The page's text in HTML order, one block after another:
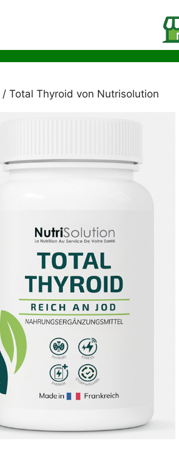
/ Total Thyroid von Nutrisolution